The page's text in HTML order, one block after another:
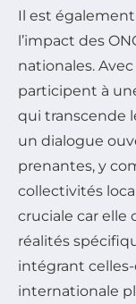
Il est
l’impact des
nationales.
participent à
qui transcende
un dialogue
prenantes, y
collectivités
cruciale car elle
réalités
intégrant
internationale